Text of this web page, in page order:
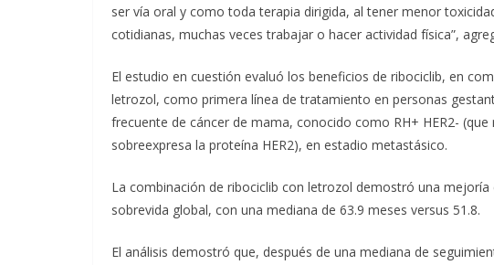
ser vía oral y como toda terapia dirigida, al tener menor
cotidianas, muchas veces trabajar o hacer actividad física”,
El estudio en cuestión evaluó los beneficios de ribociclib, en
letrozol, como primera línea de tratamiento en personas
frecuente de cáncer de mama, conocido como RH+ HER2-
sobreexpresa la proteína HER2), en estadio metastásico.
La combinación de ribociclib con letrozol demostró una
sobrevida global, con una mediana de 63.9 meses versus 51.8.
El análisis demostró que, después de una mediana de